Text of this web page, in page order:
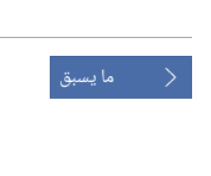
ما يسبق